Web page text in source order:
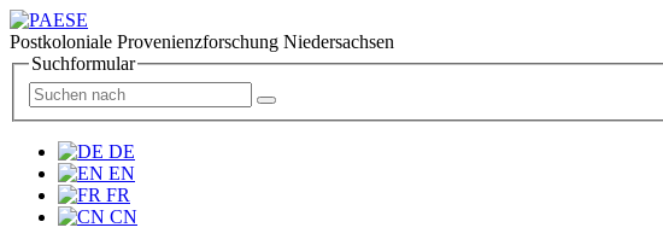
Postkoloniale Provenienzforschung Niedersachsen
Suchformular
DE
EN
FR
CN